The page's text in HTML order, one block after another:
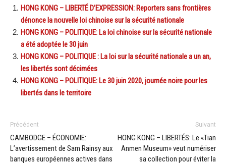
HONG KONG – LIBERTÉ D’EXPRESSION: Reporters sans frontières
dénonce la nouvelle loi chinoise sur la sécurité nationale
HONG KONG – POLITIQUE: La loi chinoise sur la sécurité nationale
a été adoptée le 30 juin
HONG KONG – POLITIQUE : La loi sur la sécurité nationale a un an,
les libertés sont décimées
HONG KONG – POLITIQUE: Le 30 juin 2020, journée noire pour les
libertés dans le territoire
Précédent
CAMBODGE – ÉCONOMIE:
L’avertissement de Sam Rainsy aux
banques européennes actives dans
Suivant
HONG KONG – LIBERTÉS: Le «Tian
Anmen Museum» veut numériser
sa collection pour éviter la